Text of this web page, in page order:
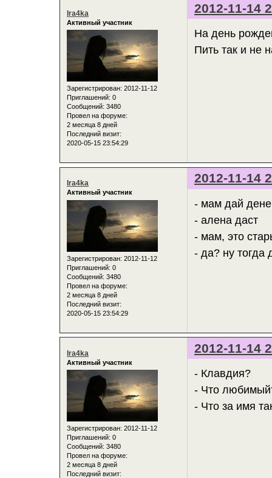
2012-11-14
Ira4ka
Активный участник
Зарегистрирован: 2012-11-12
Приглашений: 0
Сообщений: 3480
Провел на форуме:
2 месяца 8 дней
Последний визит:
2020-05-15 23:54:29
На день
Пить так и не
2012-11-14
Ira4ka
Активный участник
Зарегистрирован: 2012-11-12
Приглашений: 0
Сообщений: 3480
Провел на форуме:
2 месяца 8 дней
Последний визит:
2020-05-15 23:54:29
- мам дай
- алена даст
- мам, это
- да? ну тогда
2012-11-14
Ira4ka
Активный участник
Зарегистрирован: 2012-11-12
Приглашений: 0
Сообщений: 3480
Провел на форуме:
2 месяца 8 дней
Последний визит:
- Клавдия?
- Что
- Что за имя